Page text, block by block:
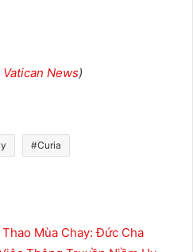
Vatican News)
#Curia
Mùa Chay: Đức Cha